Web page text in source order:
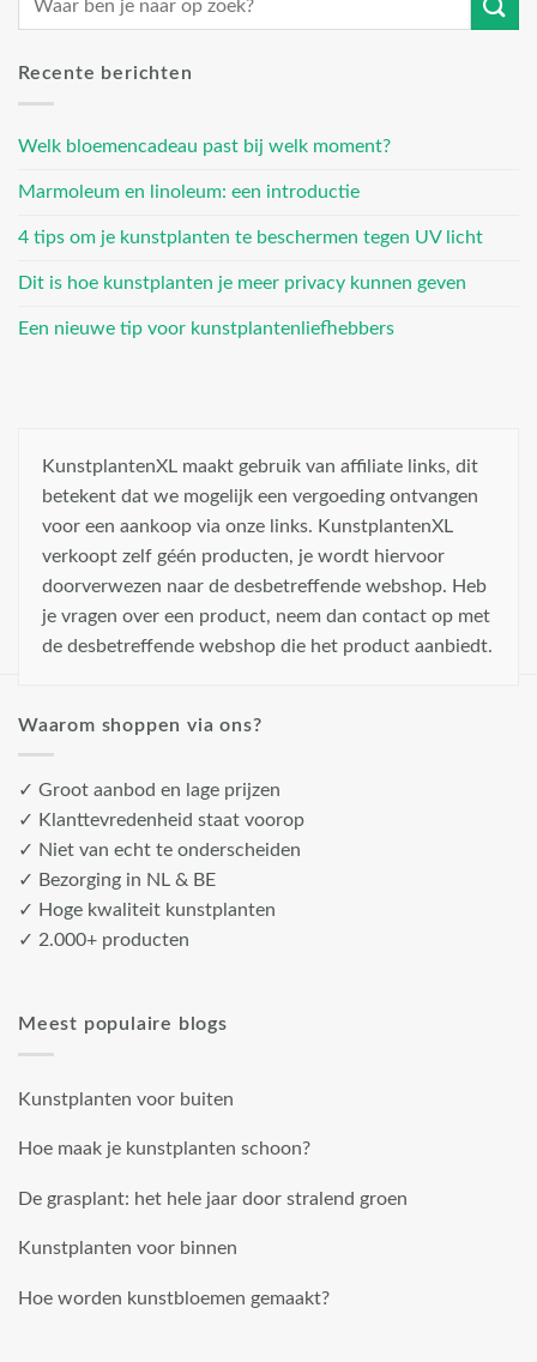
Recente berichten
Welk bloemencadeau past bij welk moment?
Marmoleum en linoleum: een introductie
4 tips om je kunstplanten te beschermen tegen UV licht
Dit is hoe kunstplanten je meer privacy kunnen geven
Een nieuwe tip voor kunstplantenliefhebbers
KunstplantenXL maakt gebruik van affiliate links, dit
betekent dat we mogelijk een vergoeding ontvangen
voor een aankoop via onze links. KunstplantenXL
verkoopt zelf géén producten, je wordt hiervoor
doorverwezen naar de desbetreffende webshop. Heb
je vragen over een product, neem dan contact op met
de desbetreffende webshop die het product aanbiedt.
Waarom shoppen via ons?
✓ Groot aanbod en lage prijzen
✓ Klanttevredenheid staat voorop
✓ Niet van echt te onderscheiden
✓ Bezorging in NL & BE
✓ Hoge kwaliteit kunstplanten
✓ 2.000+ producten
Meest populaire blogs
Kunstplanten voor buiten
Hoe maak je kunstplanten schoon?
De grasplant: het hele jaar door stralend groen
Kunstplanten voor binnen
Hoe worden kunstbloemen gemaakt?